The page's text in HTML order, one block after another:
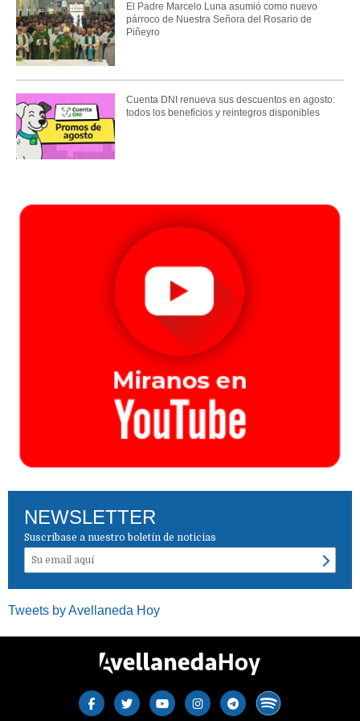
El Padre Marcelo Luna asumió como nuevo
párroco de Nuestra Señora del Rosario de
Piñeyro
Cuenta DNI renueva sus descuentos en agosto:
todos los beneficios y reintegros disponibles
NEWSLETTER
Suscríbase a nuestro boletín de noticias
Tweets by Avellaneda Hoy